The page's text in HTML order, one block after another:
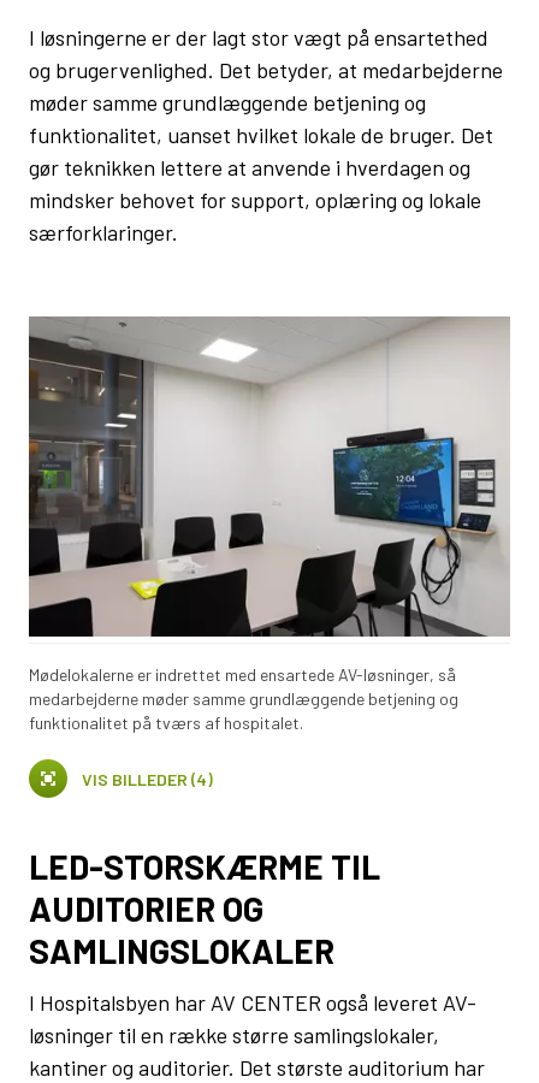
I løsningerne er der lagt stor vægt på ensartethed
og brugervenlighed. Det betyder, at medarbejderne
møder samme grundlæggende betjening og
funktionalitet, uanset hvilket lokale de bruger. Det
gør teknikken lettere at anvende i hverdagen og
mindsker behovet for support, oplæring og lokale
særforklaringer.
Mødelokalerne er indrettet med ensartede AV-løsninger, så
medarbejderne møder samme grundlæggende betjening og
funktionalitet på tværs af hospitalet.
VIS BILLEDER (4)
LED-STORSKÆRME TIL
AUDITORIER OG
SAMLINGSLOKALER
I Hospitalsbyen har AV CENTER også leveret AV-
løsninger til en række større samlingslokaler,
kantiner og auditorier. Det største auditorium har